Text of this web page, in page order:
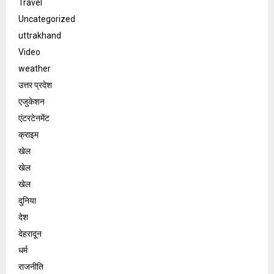
Travel
Uncategorized
uttrakhand
Video
weather
उत्तर प्रदेश
एजुकेशन
एंटरटेनमेंट
क्राइम
खेल
खेल
खेल
दुनिया
देश
देहरादून
धर्म
राजनीति